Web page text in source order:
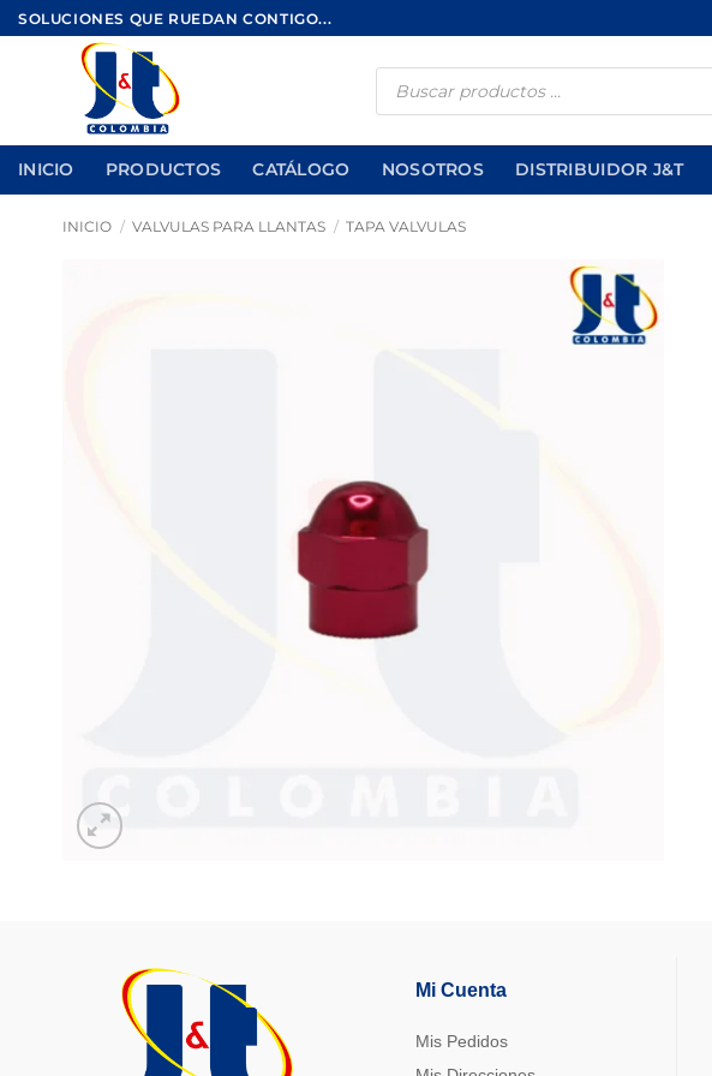
Saltar
al
contenido
SOLUCIONES QUE RUEDAN CONTIGO...
Búsqueda
INICIO PRODUCTOS CATÁLOGO NOSOTROS DISTRIBUIDOR J&T
INICIO / VALVULAS PARA LLANTAS / TAPA VALVULAS
Añadir
Mi Cuenta
Mis Pedidos